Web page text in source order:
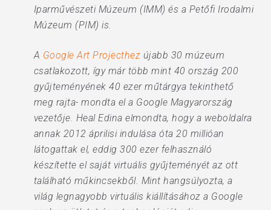
Iparművészeti Múzeum (IMM) és a Petőfi Irodalmi
Múzeum (PIM) is.
A Google Art Projecthez újabb 30 múzeum
csatlakozott, így már több mint 40 ország 200
gyűjteményének 40 ezer műtárgya tekinthető
meg rajta- mondta el a Google Magyarország
vezetője. Heal Edina elmondta, hogy a weboldalra
annak 2012 áprilisi indulása óta 20 millióan
látogattak el, eddig 300 ezer felhasználó
készítette el saját virtuális gyűjteményét az ott
található műkincsekből. Mint hangsúlyozta, a
világ legnagyobb virtuális kiállításához a Google